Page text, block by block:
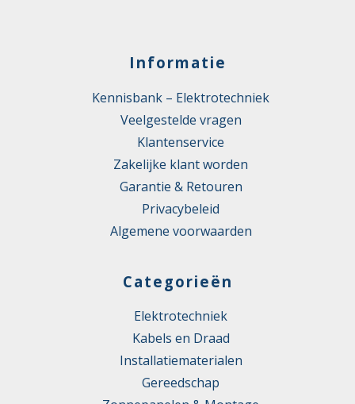
Informatie
Kennisbank – Elektrotechniek
Veelgestelde vragen
Klantenservice
Zakelijke klant worden
Garantie & Retouren
Privacybeleid
Algemene voorwaarden
Categorieën
Elektrotechniek
Kabels en Draad
Installatiematerialen
Gereedschap